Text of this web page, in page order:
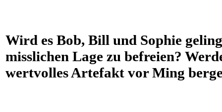
Wird es Bob, Bill und Sophie
misslichen Lage zu befreien?
wertvolles Artefakt vor Ming